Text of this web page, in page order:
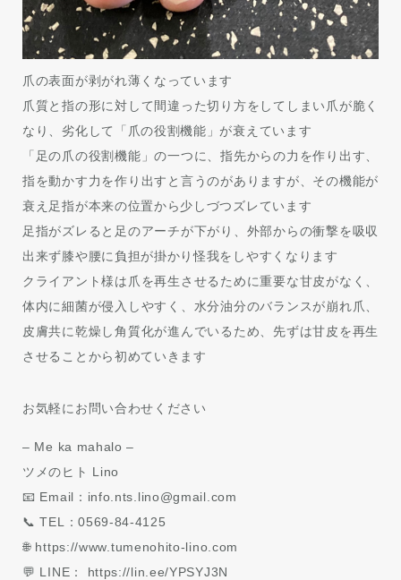
爪の表面が剥がれ薄くなっています
爪質と指の形に対して間違った切り方をしてしまい爪が脆く
なり、劣化して「爪の役割機能」が衰えています
「足の爪の役割機能」の一つに、指先からの力を作り出す、
指を動かす力を作り出すと言うのがありますが、その機能が
衰え足指が本来の位置から少しづつズレています
足指がズレると足のアーチが下がり、外部からの衝撃を吸収
出来ず膝や腰に負担が掛かり怪我をしやすくなります
クライアント様は爪を再生させるために重要な甘皮がなく、
体内に細菌が侵入しやすく、水分油分のバランスが崩れ爪、
皮膚共に乾燥し角質化が進んでいるため、先ずは甘皮を再生
させることから初めていきます
お気軽にお問い合わせください
– Me ka mahalo –
ツメのヒト Lino
📧 Email：info.nts.lino@gmail.com
📞 TEL：0569-84-4125
🌐 https://www.tumenohito-lino.com
💬 LINE： https://lin.ee/YPSYJ3N